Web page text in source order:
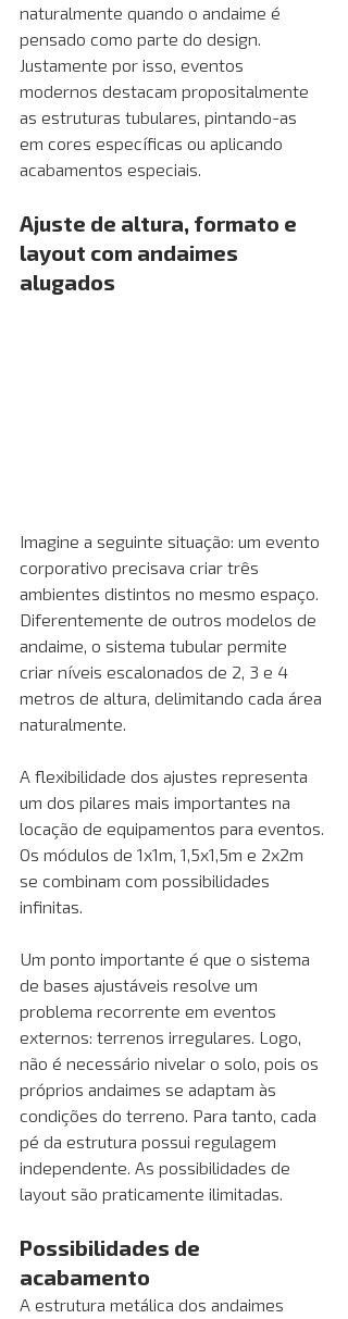
naturalmente quando o andaime é
pensado como parte do design.
Justamente por isso, eventos
modernos destacam propositalmente
as estruturas tubulares, pintando-as
em cores específicas ou aplicando
acabamentos especiais.
Ajuste de altura, formato e
layout com andaimes
alugados
Imagine a seguinte situação: um evento
corporativo precisava criar três
ambientes distintos no mesmo espaço.
Diferentemente de outros modelos de
andaime, o sistema tubular permite
criar níveis escalonados de 2, 3 e 4
metros de altura, delimitando cada área
naturalmente.
A flexibilidade dos ajustes representa
um dos pilares mais importantes na
locação de equipamentos para eventos.
Os módulos de 1x1m, 1,5x1,5m e 2x2m
se combinam com possibilidades
infinitas.
Um ponto importante é que o sistema
de bases ajustáveis resolve um
problema recorrente em eventos
externos: terrenos irregulares. Logo,
não é necessário nivelar o solo, pois os
próprios andaimes se adaptam às
condições do terreno. Para tanto, cada
pé da estrutura possui regulagem
independente. As possibilidades de
layout são praticamente ilimitadas.
Possibilidades de
acabamento
A estrutura metálica dos andaimes